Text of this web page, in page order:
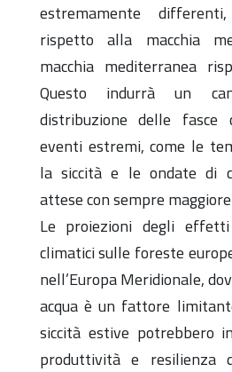
estremamente
rispetto alla macchia
macchia mediterranea
Questo indurrà un
distribuzione delle fasce
eventi estremi, come le
la siccità e le ondate di
attese con sempre
Le proiezioni degli
climatici sulle foreste
nell’Europa Meridionale,
acqua è un fattore
siccità estive potrebbero
produttività e resilienza